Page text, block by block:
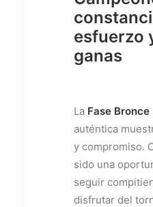
esfuerzo
ganas
La Fase Bronce
auténtica
y compromiso.
sido una
seguir
disfrutar del